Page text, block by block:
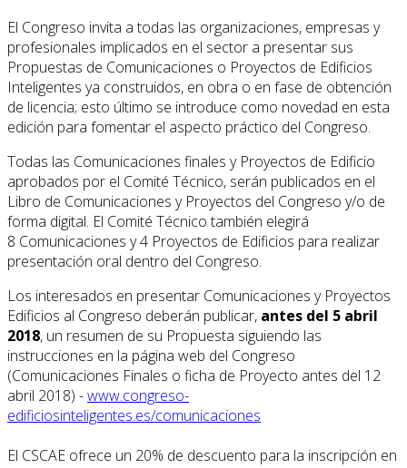
El Congreso invita a todas las organizaciones, empresas y
profesionales implicados en el sector a presentar sus
Propuestas de Comunicaciones o Proyectos de Edificios
Inteligentes ya construidos, en obra o en fase de obtención
de licencia; esto último se introduce como novedad en esta
edición para fomentar el aspecto práctico del Congreso.
Todas las Comunicaciones finales y Proyectos de Edificio
aprobados por el Comité Técnico, serán publicados en el
Libro de Comunicaciones y Proyectos del Congreso y/o de
forma digital. El Comité Técnico también elegirá
8 Comunicaciones y 4 Proyectos de Edificios para realizar
presentación oral dentro del Congreso.
Los interesados en presentar Comunicaciones y Proyectos
Edificios al Congreso deberán publicar, antes del 5 abril
2018, un resumen de su Propuesta siguiendo las
instrucciones en la página web del Congreso
(Comunicaciones Finales o ficha de Proyecto antes del 12
abril 2018) -www.congreso-
edificiosinteligentes.es/comunicaciones
El CSCAE ofrece un 20% de descuento para la inscripción en